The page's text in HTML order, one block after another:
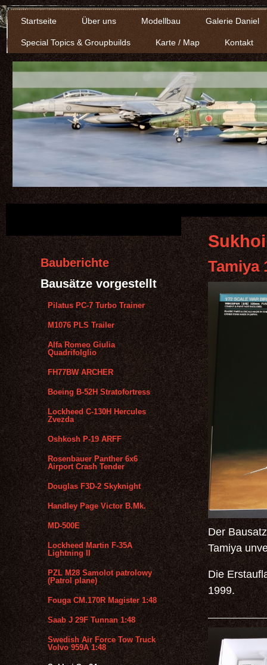
Startseite Über uns Modellbau Galerie Daniel
Special Topics & Groupbuilds Karte / Map Kontakt
Tamiya
Der
Tamiya
Die
1999.
Bauberichte
Bausätze vorgestellt
Pilatus PC-7 Turbo Trainer
M1076 PLS Trailer
Alfa Romeo Giulia
Quadrifolglio
FH77BW ARCHER
Boeing B-52H Stratofortress
Lockheed C-130H Hercules
Zvezda
Oshkosh P-19 ARFF
Rosenbauer Panther 6x6
Airport Crash Tender
Douglas F3D-2 Skyknight
Handley Page Victor B.Mk.
MD-500E
Lockheed Martin F-35A
Lightning II
PZL M28 Samolot patrolowy
(Patrol plane)
Fouga CM.170R Magister 1:48
Saab J 29F Tunnan 1:48
Swedish Air Force Tow Truck
Volvo 959A 1:48